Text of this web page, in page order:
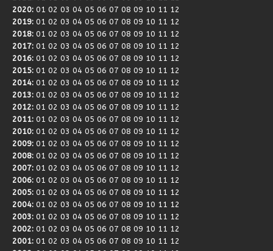
2020: 01 02 03 04 05 06 07 08 09 10 11 12
2019: 01 02 03 04 05 06 07 08 09 10 11 12
2018: 01 02 03 04 05 06 07 08 09 10 11 12
2017: 01 02 03 04 05 06 07 08 09 10 11 12
2016: 01 02 03 04 05 06 07 08 09 10 11 12
2015: 01 02 03 04 05 06 07 08 09 10 11 12
2014: 01 02 03 04 05 06 07 08 09 10 11 12
2013: 01 02 03 04 05 06 07 08 09 10 11 12
2012: 01 02 03 04 05 06 07 08 09 10 11 12
2011: 01 02 03 04 05 06 07 08 09 10 11 12
2010: 01 02 03 04 05 06 07 08 09 10 11 12
2009: 01 02 03 04 05 06 07 08 09 10 11 12
2008: 01 02 03 04 05 06 07 08 09 10 11 12
2007: 01 02 03 04 05 06 07 08 09 10 11 12
2006: 01 02 03 04 05 06 07 08 09 10 11 12
2005: 01 02 03 04 05 06 07 08 09 10 11 12
2004: 01 02 03 04 05 06 07 08 09 10 11 12
2003: 01 02 03 04 05 06 07 08 09 10 11 12
2002: 01 02 03 04 05 06 07 08 09 10 11 12
2001: 01 02 03 04 05 06 07 08 09 10 11 12